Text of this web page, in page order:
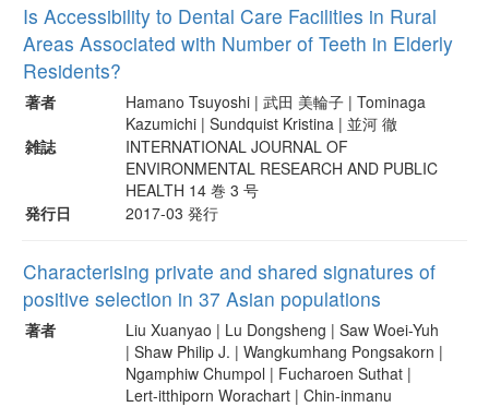
Is Accessibility to Dental Care Facilities in Rural
Areas Associated with Number of Teeth in Elderly
Residents?
著者
Hamano Tsuyoshi | 武田 美輪子 | Tominaga
Kazumichi | Sundquist Kristina | 並河 徹
雑誌
INTERNATIONAL JOURNAL OF
ENVIRONMENTAL RESEARCH AND PUBLIC
HEALTH 14 巻 3 号
発行日
2017-03 発行
Characterising private and shared signatures of
positive selection in 37 Asian populations
著者
Liu Xuanyao | Lu Dongsheng | Saw Woei-Yuh
| Shaw Philip J. | Wangkumhang Pongsakorn |
Ngamphiw Chumpol | Fucharoen Suthat |
Lert-itthiporn Worachart | Chin-inmanu